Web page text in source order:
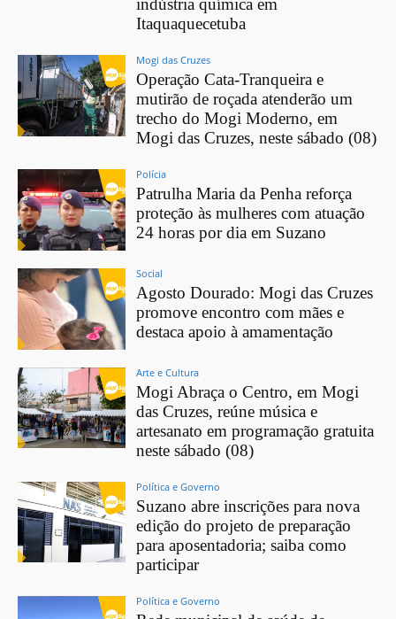
indústria química em
Itaquaquecetuba
Mogi das Cruzes
Operação Cata-Tranqueira e
mutirão de roçada atenderão um
trecho do Mogi Moderno, em
Mogi das Cruzes, neste sábado (08)
Polícia
Patrulha Maria da Penha reforça
proteção às mulheres com atuação
24 horas por dia em Suzano
Social
Agosto Dourado: Mogi das Cruzes
promove encontro com mães e
destaca apoio à amamentação
Arte e Cultura
Mogi Abraça o Centro, em Mogi
das Cruzes, reúne música e
artesanato em programação gratuita
neste sábado (08)
Política e Governo
Suzano abre inscrições para nova
edição do projeto de preparação
para aposentadoria; saiba como
participar
Política e Governo